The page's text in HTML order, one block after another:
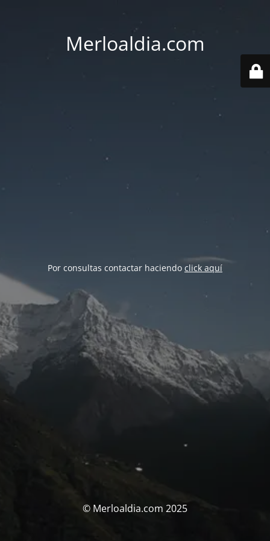
Merloaldia.com
Por consultas contactar haciendo click aquí
© Merloaldia.com 2025